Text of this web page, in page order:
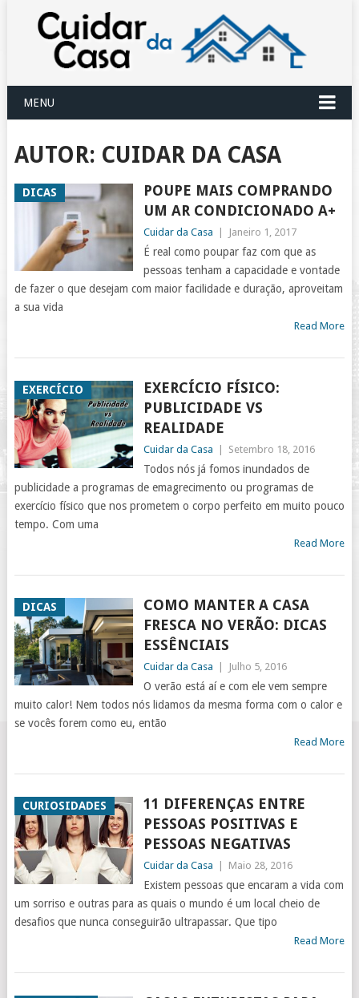
MENU
AUTOR: CUIDAR DA CASA
DICAS
POUPE MAIS COMPRANDO
UM AR CONDICIONADO A+
Cuidar da Casa Janeiro 1, 2017
É real como poupar faz com que as
pessoas tenham a capacidade e vontade
de fazer o que desejam com maior facilidade e duração, aproveitam
a sua vida
Read More
EXERCÍCIO
EXERCÍCIO FÍSICO:
PUBLICIDADE VS
REALIDADE
Cuidar da Casa Setembro 18, 2016
Todos nós já fomos inundados de
publicidade a programas de emagrecimento ou programas de
exercício físico que nos prometem o corpo perfeito em muito pouco
tempo. Com uma
Read More
DICAS
COMO MANTER A CASA
FRESCA NO VERÃO: DICAS
ESSÊNCIAIS
Cuidar da Casa Julho 5, 2016
O verão está aí e com ele vem sempre
muito calor! Nem todos nós lidamos da mesma forma com o calor e
se vocês forem como eu, então
Read More
CURIOSIDADES
11 DIFERENÇAS ENTRE
PESSOAS POSITIVAS E
PESSOAS NEGATIVAS
Cuidar da Casa Maio 28, 2016
Existem pessoas que encaram a vida com
um sorriso e outras para as quais o mundo é um local cheio de
desafios que nunca conseguirão ultrapassar. Que tipo
Read More